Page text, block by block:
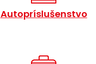
Autopríslušenstvo